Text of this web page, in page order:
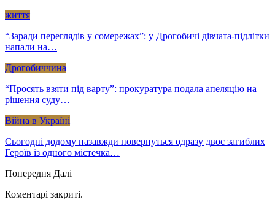
життя
“Заради переглядів у сомережах”: у Дрогобичі дівчата-підлітки
напали на…
Дрогобиччина
“Просять взяти під варту”: прокуратура подала апеляцію на
рішення суду…
Війна в Україні
Сьогодні додому назавжди повернуться одразу двоє загиблих
Героїв із одного містечка…
Попередня Далі
Коментарі закриті.